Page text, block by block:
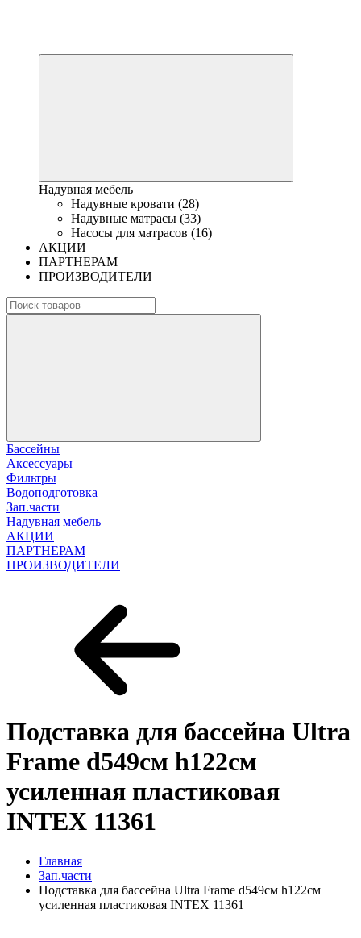
Надувная мебель
Надувные кровати (28)
Надувные матрасы (33)
Насосы для матрасов (16)
АКЦИИ
ПАРТНЕРАМ
ПРОИЗВОДИТЕЛИ
Бассейны
Аксессуары
Фильтры
Водоподготовка
Зап.части
Надувная мебель
АКЦИИ
ПАРТНЕРАМ
ПРОИЗВОДИТЕЛИ
Подставка для бассейна Ultra
Frame d549см h122см
усиленная пластиковая
INTEX 11361
Главная
Зап.части
Подставка для бассейна Ultra Frame d549см h122см
усиленная пластиковая INTEX 11361